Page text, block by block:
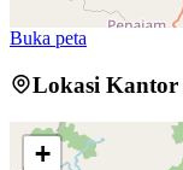
Desember 2025
TURNAMEN
Penyaluran Bantuan
Periode Juli-
Buka peta
Lokasi Kantor
+